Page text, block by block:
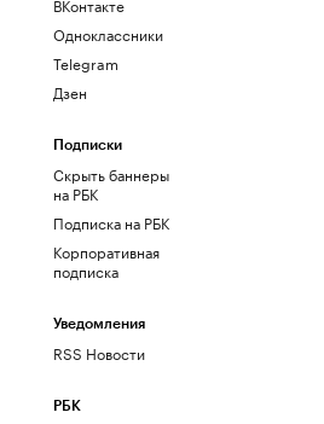
Одноклассники
Telegram
Дзен
Подписки
Скрыть баннеры
на РБК
Подписка на РБК
Корпоративная
подписка
Уведомления
RSS Новости
РБК